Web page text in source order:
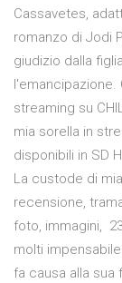
Cassavetes,
romanzo di Jodi
giudizio dalla
streaming su
mia sorella in
disponibili in SD
La custode di
recensione,
foto, immagini,
molti
fa causa alla sua